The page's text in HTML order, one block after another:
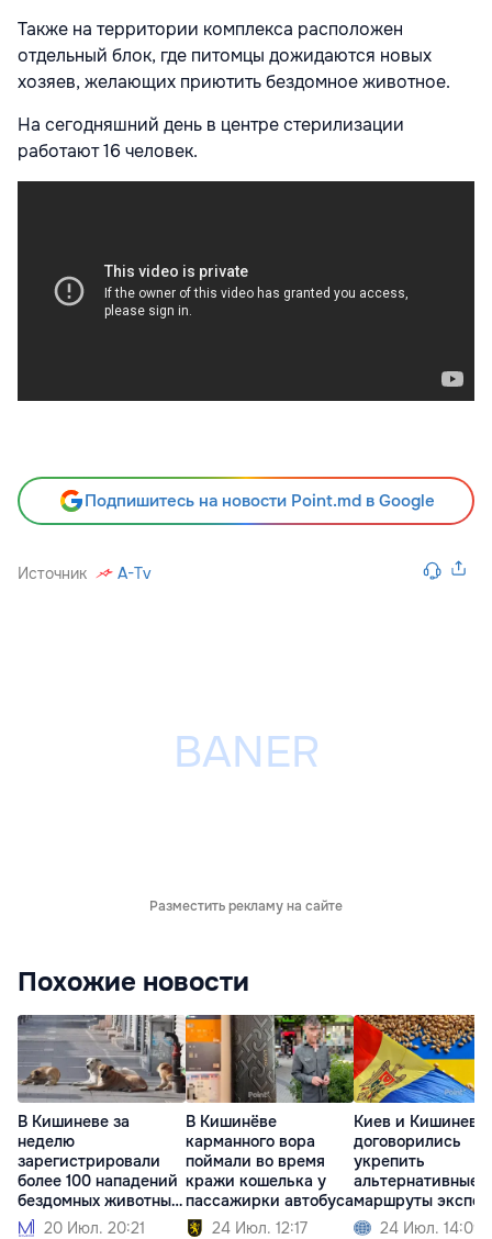
Также на территории комплекса расположен
отдельный блок, где питомцы дожидаются новых
хозяев, желающих приютить бездомное животное.
На сегодняшний день в центре стерилизации
работают 16 человек.
Подпишитесь на новости Point.md в Google
Источник A-Tv
Разместить рекламу на сайте
Похожие новости
В Кишиневе за
неделю
зарегистрировали
более 100 нападений
бездомных животных
на людей
20 Июл. 20:21
В Кишинёве
карманного вора
поймали во время
кражи кошелька у
пассажирки автобуса
24 Июл. 12:17
Киев и Кишинев
договорились
укрепить
альтернативные
маршруты
зерна24 Июл. 14:09